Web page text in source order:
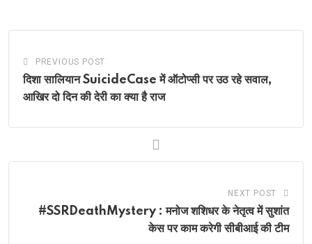
PREVIOUS POST
दिशा सालियान SuicideCase में ऑटोप्सी पर उठ रहे सवाल,
आखिर दो दिन की देरी का क्या है राज
NEXT POST
#SSRDeathMystery : मनोज शशिधर के नेतृत्व में सुशांत
केस पर काम करेगी सीबीआई की टीम